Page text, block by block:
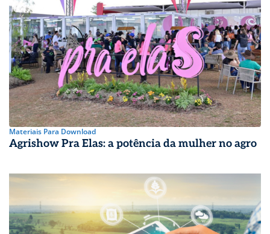
Materiais Para Download
Agrishow Pra Elas: a potência da mulher no agro